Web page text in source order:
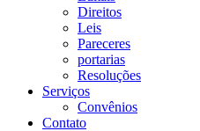
Direitos
Leis
Pareceres
portarias
Resoluções
Serviços
Convênios
Contato